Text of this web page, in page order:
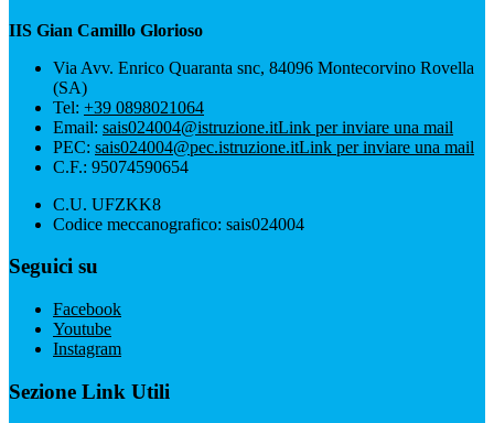
IIS Gian Camillo Glorioso
Via Avv. Enrico Quaranta snc, 84096 Montecorvino Rovella
(SA)
Tel: +39 0898021064
Email: sais024004@istruzione.itLink per inviare una mail
PEC: sais024004@pec.istruzione.itLink per inviare una mail
C.F.: 95074590654
C.U. UFZKK8
Codice meccanografico: sais024004
Seguici su
Facebook
Youtube
Instagram
Sezione Link Utili